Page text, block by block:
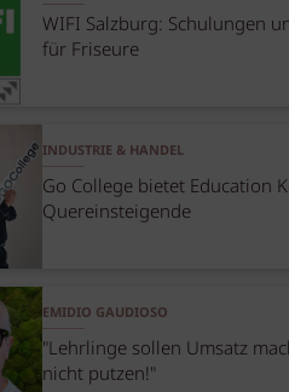
WIFI Salzburg: Schulungen
für Friseure
INDUSTRIE & HANDEL
Go College bietet Education
Quereinsteigende
EMIDIO GAUDIOSO
"Lehrlinge sollen Umsatz
nicht putzen!"